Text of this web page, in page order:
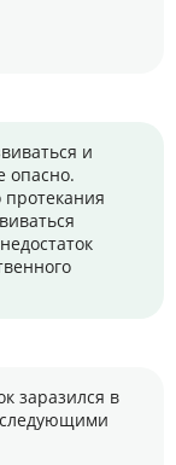
и
опасно.
протекания
заразился в
следующими